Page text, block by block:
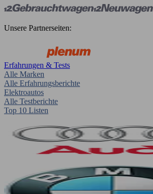
Unsere Partnerseiten:
Erfahrungen & Tests
Alle Marken
Alle Erfahrungsberichte
Elektroautos
Alle Testberichte
Top 10 Listen